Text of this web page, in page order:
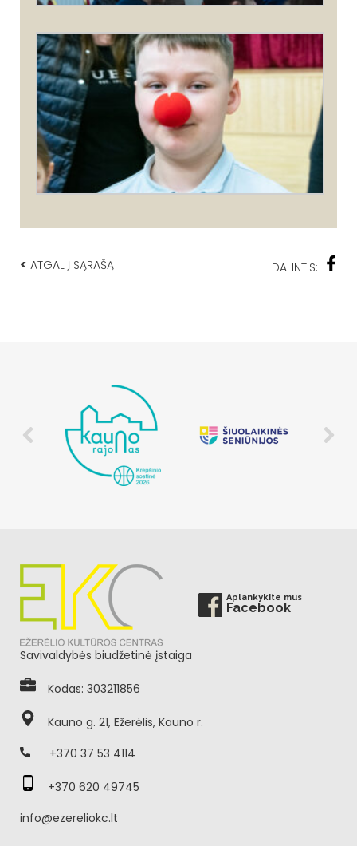
< ATGAL Į SĄRAŠĄ DALINTIS:
Aplankykite mus
Facebook
Savivaldybės biudžetinė įstaiga
Kodas: 303211856
Kauno g. 21, Ežerėlis, Kauno r.
+370 37 53 4114
+370 620 49745
info@ezereliokc.lt